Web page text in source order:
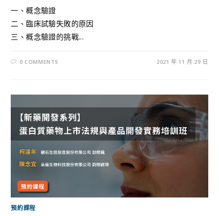
一、概念驗證
二、臨床試驗失敗的原因
三、概念驗證的挑戰...
0 COMMENTS 2021 年 11 月 29 日
預約課程